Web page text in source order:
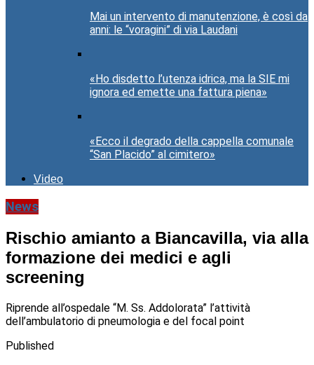
Mai un intervento di manutenzione, è così da
anni: le “voragini” di via Laudani
«Ho disdetto l’utenza idrica, ma la SIE mi
ignora ed emette una fattura piena»
«Ecco il degrado della cappella comunale
“San Placido” al cimitero»
Video
News
Rischio amianto a Biancavilla, via alla
formazione dei medici e agli
screening
Riprende all’ospedale “M. Ss. Addolorata” l’attività
dell’ambulatorio di pneumologia e del focal point
Published